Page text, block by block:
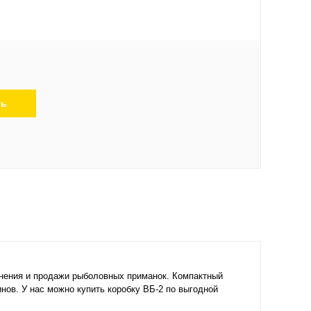
и продажи рыболовных приманок. Компактный
У нас можно купить коробку ВБ-2 по выгодной